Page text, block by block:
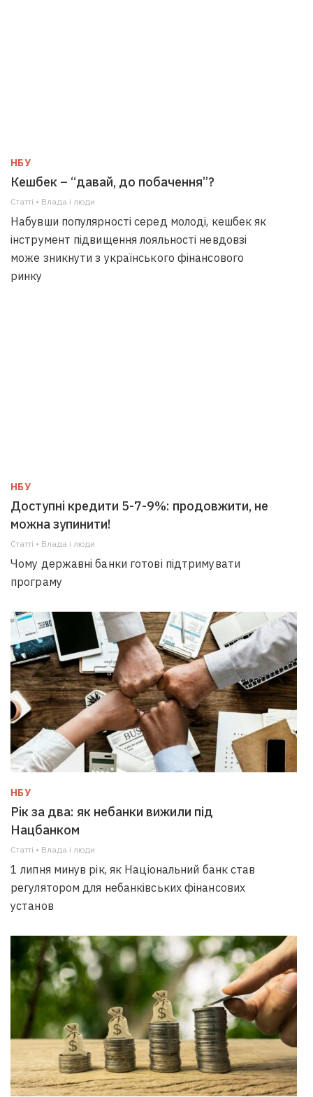
НБУ
Кешбек – “давай, до побачення”?
Статті • Влада i люди
Набувши популярності серед молоді, кешбек як
інструмент підвищення лояльності невдовзі
може зникнути з українського фінансового
ринку
НБУ
Доступні кредити 5-7-9%: продовжити, не
можна зупинити!
Статті • Влада i люди
Чому державні банки готові підтримувати
програму
НБУ
Рік за два: як небанки вижили під
Нацбанком
Статті • Влада i люди
1 липня минув рік, як Національний банк став
регулятором для небанківських фінансових
установ